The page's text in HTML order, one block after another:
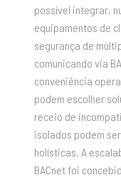
possível integrar,
equipamentos de
segurança de
comunicando via
conveniência
podem escolher
receio de
isolados podem
holísticas. A
BACnet foi